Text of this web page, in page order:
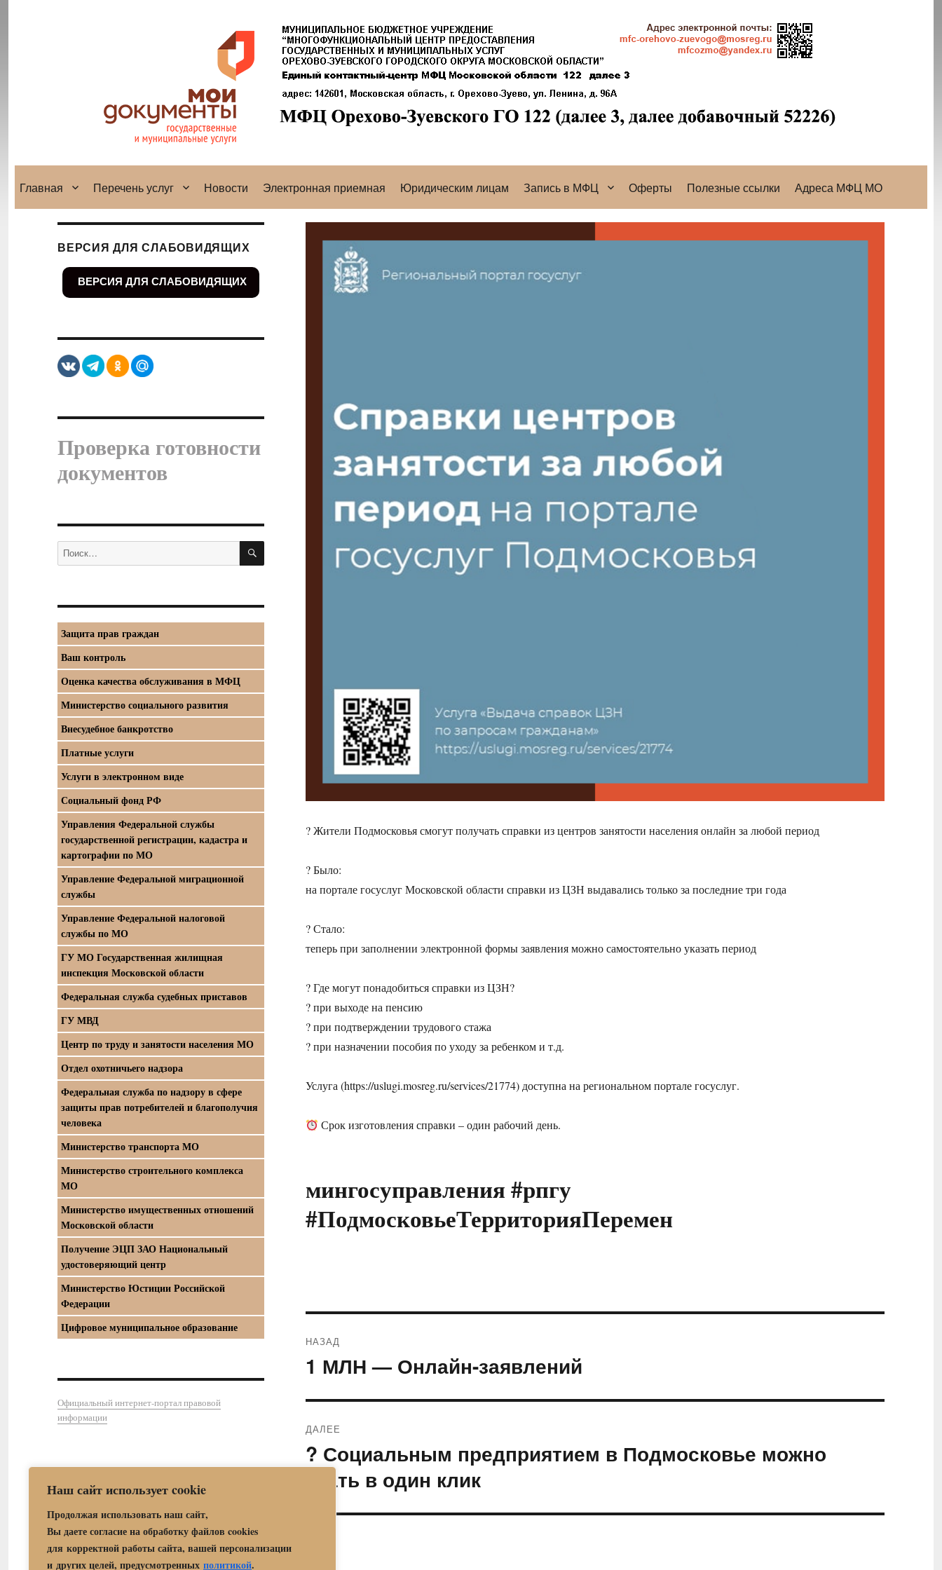
Наш сайт использует cookie
Продолжая использовать наш сайт,
Вы даете согласие на обработку файлов cookies
для корректной работы сайта, вашей персонализации
и других целей, предусмотренных политикой.
Главная Перечень услуг Новости Электронная приемная Юридическим лицам Запись в МФЦ Оферты Полезные ссылки Адреса МФЦ МО
? Жители Подмосковья смогут получать справки из центров занятости населения онлайн за любой период
? Было:
на портале госуслуг Московской области справки из ЦЗН выдавались только за последние три года
? Стало:
теперь при заполнении электронной формы заявления можно самостоятельно указать период
? Где могут понадобиться справки из ЦЗН?
? при выходе на пенсию
? при подтверждении трудового стажа
? при назначении пособия по уходу за ребенком и т.д.
Услуга (https://uslugi.mosreg.ru/services/21774) доступна на региональном портале госуслуг.
Срок изготовления справки – один рабочий день.
мингосуправления #рпгу
#ПодмосковьеТерриторияПеремен
по
НАЗАД
Предыдущая
1 МЛН — Онлайн-заявлений
ДАЛЕЕ
Следующая
запись:
? Социальным предприятием в Подмосковье можно
стать в один клик
ВЕРСИЯ ДЛЯ СЛАБОВИДЯЩИХ
ВЕРСИЯ ДЛЯ СЛАБОВИДЯЩИХ
Проверка готовности
документов
Искать: ПОИСК
Защита прав граждан
Ваш контроль
Оценка качества обслуживания в МФЦ
Министерство социального развития
Внесудебное банкротство
Платные услуги
Услуги в электронном виде
Социальный фонд РФ
Управления Федеральной службы
государственной регистрации, кадастра и
картографии по МО
Управление Федеральной миграционной
службы
Управление Федеральной налоговой
службы по МО
ГУ МО Государственная жилищная
инспекция Московской области
Федеральная служба судебных приставов
ГУ МВД
Центр по труду и занятости населения МО
Отдел охотничьего надзора
Федеральная служба по надзору в сфере
защиты прав потребителей и благополучия
человека
Министерство транспорта МО
Министерство строительного комплекса
МО
Министерство имущественных отношений
Московской области
Получение ЭЦП ЗАО Национальный
удостоверяющий центр
Министерство Юстиции Российской
Федерации
Цифровое муниципальное образование
Официальный интернет-портал правовой
информации